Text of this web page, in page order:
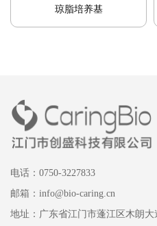
琼脂培养基
电话：0750-3227833
邮箱：info@bio-caring.cn
地址：广东省江门市蓬江区木朗大